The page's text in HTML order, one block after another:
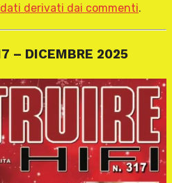
derivati dai commenti.
– DICEMBRE 2025